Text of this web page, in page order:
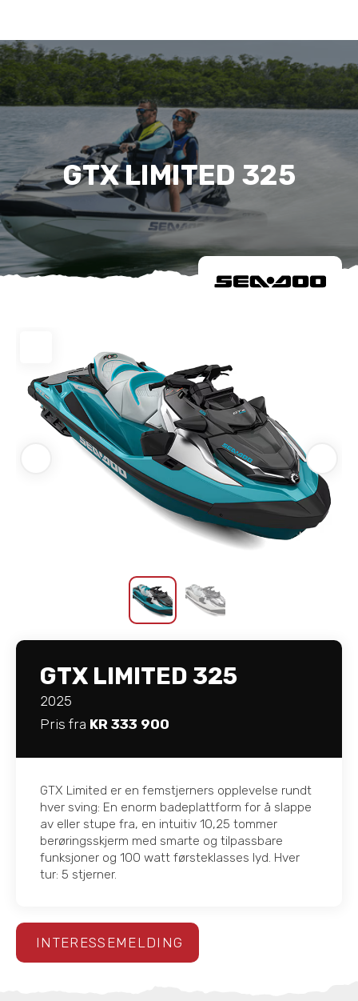
GTX LIMITED 325
GTX LIMITED 325
2025
Pris fra KR 333 900
GTX Limited er en femstjerners opplevelse rundt
hver sving: En enorm badeplattform for å slappe
av eller stupe fra, en intuitiv 10,25 tommer
berøringsskjerm med smarte og tilpassbare
funksjoner og 100 watt førsteklasses lyd. Hver
tur: 5 stjerner.
INTERESSEMELDING